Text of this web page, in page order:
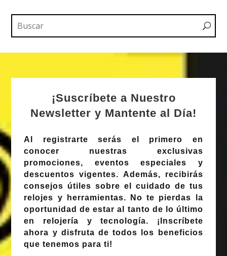
¡Suscríbete a Nuestro
Newsletter y Mantente al Día!
Al registrarte serás el primero en
conocer nuestras exclusivas
promociones, eventos especiales y
descuentos vigentes. Además, recibirás
consejos útiles sobre el cuidado de tus
relojes y herramientas. No te pierdas la
oportunidad de estar al tanto de lo último
en relojería y tecnología. ¡Inscríbete
ahora y disfruta de todos los beneficios
que tenemos para ti!